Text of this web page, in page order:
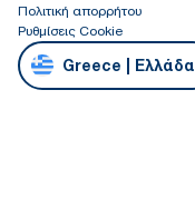
Πολιτική απορρήτου
Ρυθμίσεις Cookie
Greece | Ελλάδα